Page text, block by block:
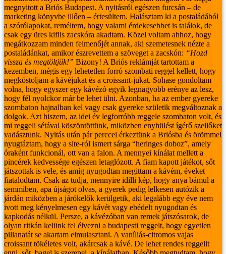
megnyitott a Briós Budapest. A nyitásról egészen furcsán – de
marketing könyvbe illően – értesültem. Halásztam ki a postaládából
a szórólapokat, reméltem, hogy valami érdekesebbet is találok, de
csak egy üres kiflis zacskóra akadtam. Közel voltam ahhoz, hogy
megátkozzam minden felmenőjét annak, aki szemetesnek nézte a
postaládánkat, amikor észrevettem a szöveget a zacskón: “Hozd
vissza és megtöltjük!” Bizony! A Briós reklámját tartottam a
kezemben, mégis egy lehetetlen forró szombati reggel kellett, hogy
megkóstoljam a kávéjukat és a croissant-jukat. Sohase gondoltam
volna, hogy egyszer egy kávézó egyik legnagyobb erénye az lesz,
hogy fél nyolckor már be lehet ülni. Azonban, ha az ember gyereke
szombaton hajnalban kel vagy csak gyereke születik megváltoznak a
dolgok. Azt hiszem, az idei év legforróbb reggele szombaton volt, és
mi reggeli sétával köszöntöttünk, miközben enyhülést ígérő szellőket
vadásztunk. Nyitás után pár perccel érkeztünk a Briósba és örömmel
nyugtáztam, hogy a site-ról ismert sárga “heringes doboz”, amely
óraként funkcionál, ott van a falon. A mennyei kínálat mellett a
pincérek kedvessége egészen letaglózott. A fiam kapott játékot, sőt
játszottak is vele, és amíg nyugodtan megittam a kávém, éveket
fiatalodtam. Csak az tudja, mennyire idilli kép, hogy anya bámul a
semmiben, apa újságot olvas, a gyerek pedig lelkesen autózik a
járdán miközben a járókelők kerülgetik, aki legalább egy éve nem
ivott meg kényelmesen egy kávét vagy ebédelt nyugodtan és
kapkodás nélkül. Persze, a kávézóban van remek játszósarok, de
olyan ritkán kelünk fel élvezni a budapesti reggelt, hogy egyetlen
pillanatát se akartam elmulasztani. A vaníliás-citromos vajas
croissant tökéletes volt, akárcsak a kávé. De lehet rendes reggelit